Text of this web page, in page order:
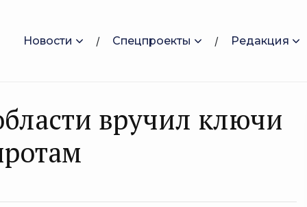
Новости Спецпроекты Редакция
вручил ключи